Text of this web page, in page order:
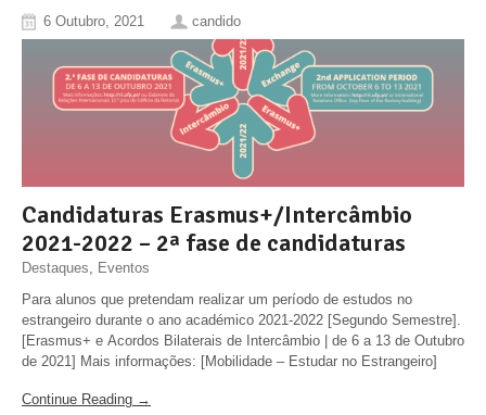
6 Outubro, 2021 candido
Candidaturas Erasmus+/Intercâmbio
2021-2022 – 2ª fase de candidaturas
Destaques
Eventos
Para alunos que pretendam realizar um período de estudos no
estrangeiro durante o ano académico 2021-2022 [Segundo Semestre].
[Erasmus+ e Acordos Bilaterais de Intercâmbio | de 6 a 13 de Outubro
de 2021] Mais informações: [Mobilidade – Estudar no Estrangeiro]
Continue Reading →